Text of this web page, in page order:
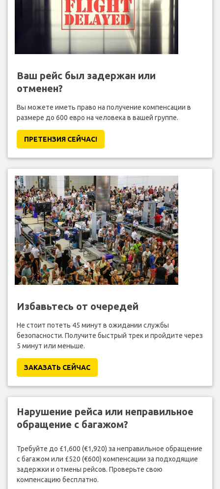
Ваш рейс был задержан или
отменен?
Вы можете иметь право на получение компенсации в
размере до 600 евро на человека в вашей группе.
ПРЕТЕНЗИЯ CЕЙЧАС!
Избавьтесь от очередей
Не стоит потеть 45 минут в ожидании службы
безопасности. Получите быстрый трек и пройдите через
5 минут или меньше.
ЗАКАЗАТЬ СЕЙЧАС
Нарушение рейса или неправильное
обращение с багажом?
Требуйте до £1,600 (€1,920) за неправильное обращение
с багажом или £520 (€600) компенсации за подходящие
задержки и отмены рейсов. Проверьте свою
компенсацию бесплатно.